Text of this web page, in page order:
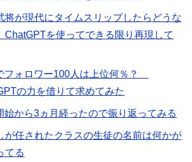
将が現代にタイムスリップしたらどうな
を使ってできる限り再現して
フォロワー100人は上位何％？
の力を借りて求めてみた
始から3ヵ月経ったので振り返ってみる
が任されたクラスの生徒の名前は何かが
てる